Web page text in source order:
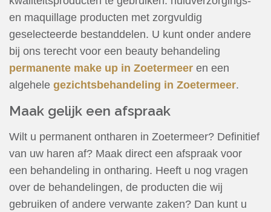
en maquillage producten met zorgvuldig
geselecteerde bestanddelen. U kunt onder andere
bij ons terecht voor een beauty behandeling
permanente make up in Zoetermeer en een
algehele gezichtsbehandeling in Zoetermeer.
Maak gelijk een afspraak
Wilt u permanent ontharen in Zoetermeer? Definitief
van uw haren af? Maak direct een afspraak voor
een behandeling in ontharing. Heeft u nog vragen
over de behandelingen, de producten die wij
gebruiken of andere verwante zaken? Dan kunt u